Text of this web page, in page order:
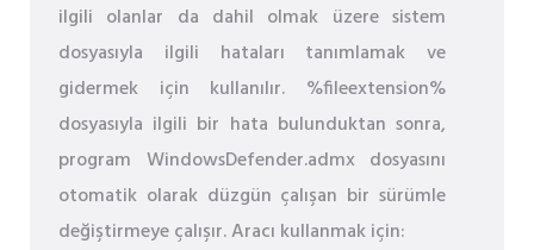
ilgili olanlar da dahil olmak üzere sistem
dosyasıyla ilgili hataları tanımlamak ve
gidermek için kullanılır. %fileextension%
dosyasıyla ilgili bir hata bulunduktan sonra,
program WindowsDefender.admx dosyasını
otomatik olarak düzgün çalışan bir sürümle
değiştirmeye çalışır. Aracı kullanmak için: